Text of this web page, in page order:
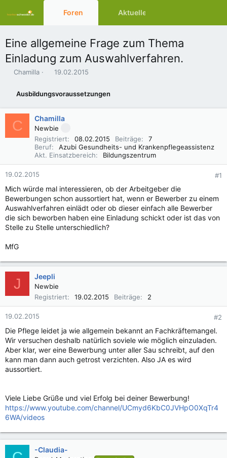
Foren Aktuelles
Eine allgemeine Frage zum Thema
Einladung zum Auswahlverfahren.
E
e
l
Chamilla
E
t
e
l
l
m
19.02.2015
Ausbildungsvoraussetzungen
C Chamilla
Newbie
Registriert
08.02.2015 Beiträge
7
Beruf
Azubi Gesundheits- und Krankenpflegeassistenz
Akt. Einsatzbereich
Bildungszentrum
19.02.2015 #1
Mich würde mal interessieren, ob der Arbeitgeber die
Bewerbungen schon aussortiert hat, wenn er Bewerber zu einem
Auswahlverfahren einlädt oder ob dieser einfach alle Bewerber
die sich beworben haben eine Einladung schickt oder ist das von
Stelle zu Stelle unterschiedlich?
MfG
J Jeepli
Newbie
Registriert
19.02.2015 Beiträge 2
19.02.2015 #2
Die Pflege leidet ja wie allgemein bekannt an Fachkräftemangel.
Wir versuchen deshalb natürlich soviele wie möglich einzuladen.
Aber klar, wer eine Bewerbung unter aller Sau schreibt, auf den
kann man dann auch getrost verzichten. Also JA es wird
aussortiert.
Viele Liebe Grüße und viel Erfolg bei deiner Bewerbung!
https://www.youtube.com/channel/UCmyd6KbC0JVHpO0XqTr4
6WA/videos
-Claudia-